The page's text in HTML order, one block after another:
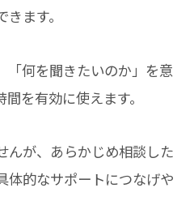
ます。
「何を聞きたいのか」を意
を有効に使えます。
んが、あらかじめ相談した
体的なサポートにつなげや